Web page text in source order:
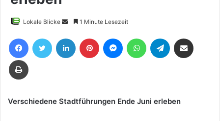
Lokale Blicke
Sende
eine
E-
1 Minute Lesezeit
FacebookTwitter LinkedIn Pinterest MessengerWhatsAppTelegram
Drucken
Verschiedene Stadtführungen Ende Juni erleben